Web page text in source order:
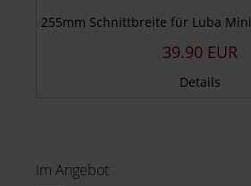
255mm Schnittbreite für Luba Mini
39.90 EUR
Details
Im Angebot